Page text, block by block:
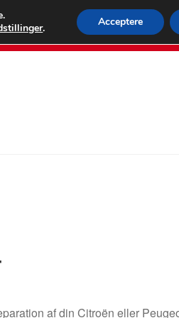
FEDEX
80 82
af din Citroën eller
. Acceptere